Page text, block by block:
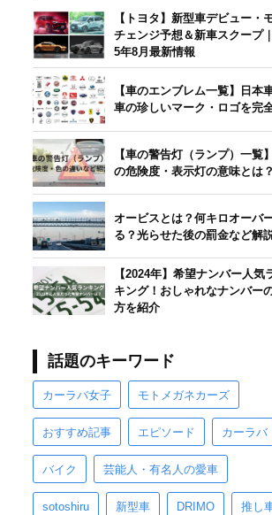
【トヨタ】新型車デビュー・
チェンジ予想＆新車スクープ
5年8月最新情報
【車のエンブレム一覧】日本
車の珍しいマーク・ロゴを完
【車の警告灯（ランプ）一覧
の危険度・表示灯の意味とは？
オービスとは？何キロオーバ
る？光らせた後の罰金など解
【2024年】希望ナンバー人気
キング！おしゃれなナンバー
方を紹介
話題のキーワード
カーラバ女子 モトメガネカーズ
おすすめ記事 エピソード カーラバ
バイク 芸能人・有名人の愛車
sotoshiru 新型車 DRIMO 推し